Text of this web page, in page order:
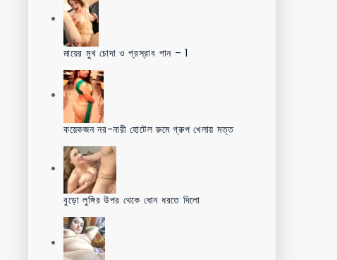
মায়ের মুখ চোদা ও প্রস্রাব পান – 1
কয়েকজন নর-নারী হোটেল রুমে গ্রুপ খেলায় মত্ত
বুড়ো লুঙ্গির উপর থেকে ধোন ধরতে দিলো